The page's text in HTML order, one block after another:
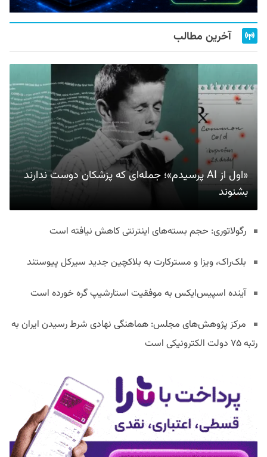
آخرین مطالب
«اول از AI پرسیدم»؛ جمله‌ای که پزشکان دوست ندارند
بشنوند
رگولاتوری: حجم بسته‌های اینترنتی کاهش نیافته است
بلک‌راک، ویزا و مسترکارت به بلاکچین جدید سیرکل پیوستند
آینده اسپیس‌ایکس به موفقیت استارشیپ گره خورده است
مرکز پژوهش‌های مجلس: هماهنگی نهادی شرط رسیدن ایران به
رتبه ۷۵ دولت الکترونیکی است